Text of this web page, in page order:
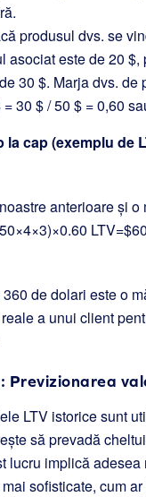
produsul dvs. se
asociat este de 20 $,
30 $. Marja dvs. de
30 $ / 50 $ = 0,60
la cap (exemplu de
anterioare și o
de dolari este o
a unui client
Previzionarea
LTV istorice sunt
să prevadă
lucru implică adesea
sofisticate, cum ar